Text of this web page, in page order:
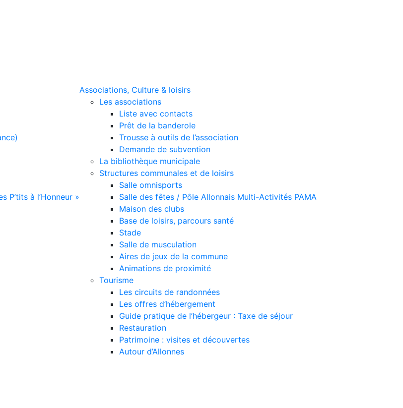
P’tits à l’Honneur »
Associations, Culture & loisirs
Les associations
Liste avec contacts
Prêt de la banderole
Trousse à outils de l’association
Demande de subvention
La bibliothèque municipale
Structures communales et de loisirs
Salle omnisports
Salle des fêtes / Pôle Allonnais Multi-Activités PAMA
Maison des clubs
Base de loisirs, parcours santé
Stade
Salle de musculation
Aires de jeux de la commune
Animations de proximité
Tourisme
Les circuits de randonnées
Les offres d’hébergement
Guide pratique de l’hébergeur : Taxe de séjour
Restauration
Patrimoine : visites et découvertes
Autour d’Allonnes